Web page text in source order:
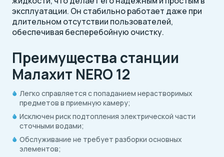
эксплуатации. Он стабильно работает даже при
длительном отсутствии пользователей,
обеспечивая бесперебойную очистку.
Преимущества станции
Малахит NERO 12
Легко справляется с попаданием нерастворимых
предметов в приемную камеру;
Исключен риск подтопления электрической части
сточными водами;
Обслуживание не требует разборки основных
элементов;